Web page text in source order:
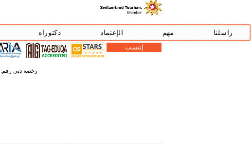
دكتوراه الإعتماد مهم
راسلنا
إنتسب
رخصة دبي رقم: 1196747 • رخصة سويسرا رقم: 309.005.867 • رخصة قرغيزيا